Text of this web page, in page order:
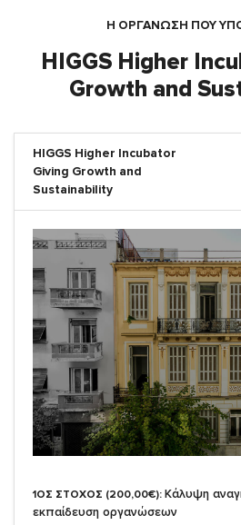
Η ΟΡΓΆΝΩΣΗ ΠΟΥ
HIGGS Higher
Growth and
HIGGS Higher Incubator
Giving Growth and
Sustainability
1ΟΣ ΣΤΟΧΟΣ (200,00€): Κάλυψη
εκπαίδευση οργανώσεων